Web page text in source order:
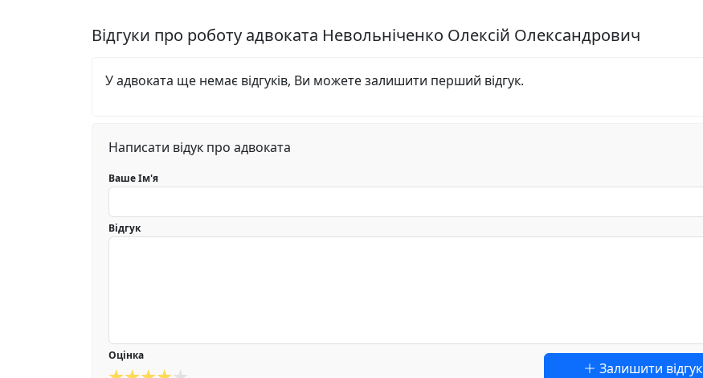
Відгуки про роботу адвоката Невольніченко Олексій Олександрович
У адвоката ще немає відгуків, Ви можете залишити перший відгук.
Написати відук про адвоката
Ваше Ім'я
Відгук
Оцінка
Залишити відгук